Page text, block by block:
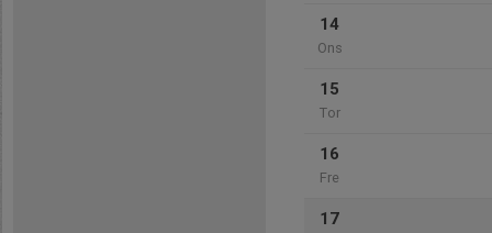
14
Ons
15
Tor
16
Fre
17